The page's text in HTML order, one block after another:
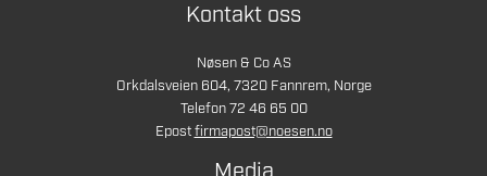
Kontakt oss
Nøsen & Co AS
Orkdalsveien 604, 7320 Fannrem, Norge
Telefon 72 46 65 00
Epostfirmapost@noesen.no